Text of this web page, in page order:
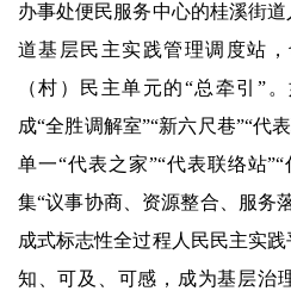
办事处便民服务中心的桂溪街
道基层民主实践管理调度站
（村）民主单元的“总牵引”
成“全胜调解室”“新六尺巷”“代
单一“代表之家”“代表联络站
集“议事协商、资源整合、服务
成式标志性全过程人民民主实
知、可及、可感，成为基层治